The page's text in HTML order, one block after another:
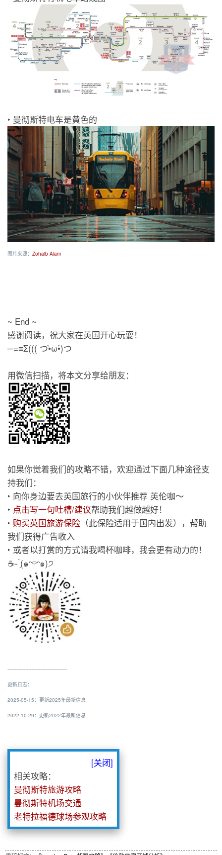
‣ 曼彻斯特电车是黄色的
图片来源： Zohaib Alam
~ End ~
感谢阅读，祝大家在英国开心玩耍！
─=≡Σ((( つ•̀ω•́)つ
用微信扫描，将本文分享给朋友：
如果你觉着我们的攻略不错，欢迎通过下面几种途径支
持我们：
‣ 向你身边要去英国旅行的小伙伴推荐 英伦咖～
‣ 点击写一句吐槽/建议帮助我们越做越好！
‣ 购买英国旅游保险 （此保险适用于国内出发），帮助
我们获得广告收入
‣ 或者以打赏的方式请我喝杯咖啡，我会更有动力的！
☕️- ̗̀(๑ᵔ⌔ᵔ๑)੭
----------------------------------------
更新日志：
2025-05-15：更新2025年最新信息
2022-10-29：更新2022年最新信息
[关闭]
相关攻略：
曼彻斯特旅游攻略
曼彻斯特机场交通
老特拉福德球场参观攻略